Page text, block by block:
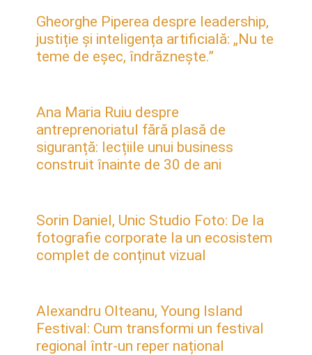
Gheorghe Piperea despre leadership,
justiție și inteligența artificială: „Nu te
teme de eșec, îndrăznește.”
Ana Maria Ruiu despre
antreprenoriatul fără plasă de
siguranță: lecțiile unui business
construit înainte de 30 de ani
Sorin Daniel, Unic Studio Foto: De la
fotografie corporate la un ecosistem
complet de conținut vizual
Alexandru Olteanu, Young Island
Festival: Cum transformi un festival
regional într-un reper național